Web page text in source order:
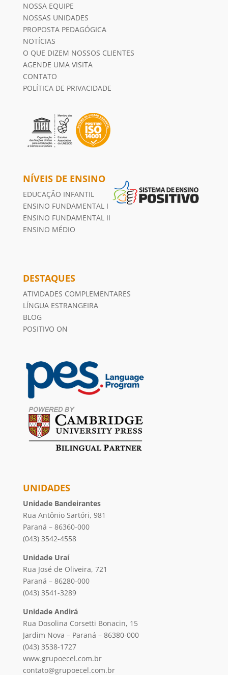
NOSSA EQUIPE
NOSSAS UNIDADES
PROPOSTA PEDAGÓGICA
NOTÍCIAS
O QUE DIZEM NOSSOS CLIENTES
AGENDE UMA VISITA
CONTATO
POLÍTICA DE PRIVACIDADE
NÍVEIS DE ENSINO
EDUCAÇÃO INFANTIL
ENSINO FUNDAMENTAL I
ENSINO FUNDAMENTAL II
ENSINO MÉDIO
DESTAQUES
ATIVIDADES COMPLEMENTARES
LÍNGUA ESTRANGEIRA
BLOG
POSITIVO ON
UNIDADES
Unidade Bandeirantes
Rua Antônio Sartóri, 981
Paraná – 86360-000
(043) 3542-4558
Unidade Uraí
Rua José de Oliveira, 721
Paraná – 86280-000
(043) 3541-3289
Unidade Andirá
Rua Dosolina Corsetti Bonacin, 15
Jardim Nova – Paraná – 86380-000
(043) 3538-1727
www.grupoecel.com.br
contato@grupoecel.com.br